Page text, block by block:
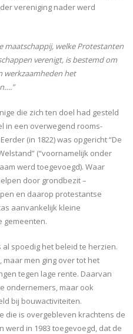
vereniging nader werd
maatschappij, welke Protestanten
verenigt, is bestemd om
werkzaamheden het
die zich ten doel had gesteld
in een overwegend rooms-
(in 1822) was opgericht “De
(“voornamelijk onder
werd toegevoegd). Waar
door grondbezit –
en daarop protestantse
aanvankelijk kleine
gemeenten.
spoedig het beleid te herzien.
men ging over tot het
tegen lage rente. Daarvan
ondernemers, maar ook
bij bouwactiviteiten.
die is overgebleven krachtens de
werd in 1983 toegevoegd, dat de